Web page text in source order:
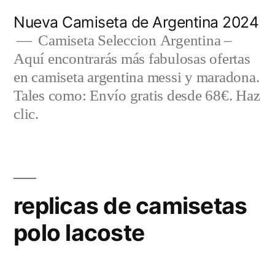
contenido
Nueva Camiseta de Argentina 2024
Camiseta Seleccion Argentina –
Aquí encontrarás más fabulosas ofertas
en camiseta argentina messi y maradona.
Tales como: Envío gratis desde 68€. Haz
clic.
replicas de camisetas
polo lacoste